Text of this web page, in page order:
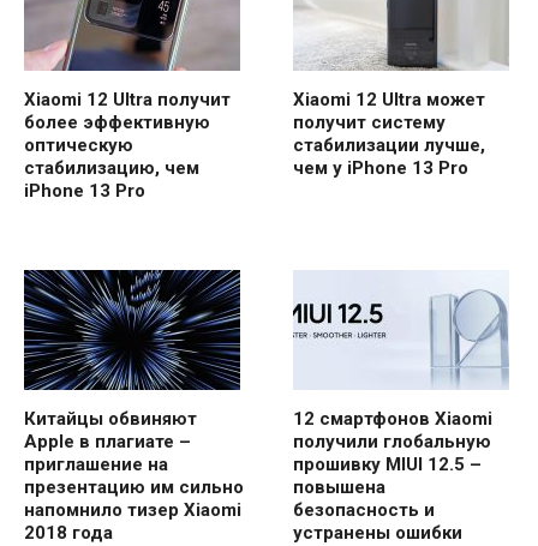
Xiaomi 12 Ultra получит
более эффективную
оптическую
стабилизацию, чем
iPhone 13 Pro
Xiaomi 12 Ultra может
получит систему
стабилизации лучше,
чем у iPhone 13 Pro
Китайцы обвиняют
Apple в плагиате –
приглашение на
презентацию им сильно
напомнило тизер Xiaomi
2018 года
12 смартфонов Xiaomi
получили глобальную
прошивку MIUI 12.5 –
повышена
безопасность и
устранены ошибки